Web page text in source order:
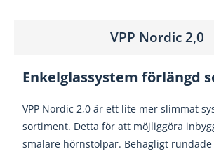
VPP Nordic 2,0
Enkelglassystem förlängd
VPP Nordic 2,0 är ett lite mer slimmat
sortiment. Detta för att möjliggöra
smalare hörnstolpar. Behagligt